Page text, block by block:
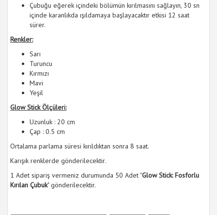
Çubuğu eğerek içindeki bölümün kırılmasını sağlayın, 30 sn
içinde karanlıkda ışıldamaya başlayacaktır etkisi 12 saat
sürer.
Renkler:
Sarı
Turuncu
Kırmızı
Mavi
Yeşil
Glow Stick Ölçüleri:
Uzunluk : 20 cm
Çap : 0.5 cm
Ortalama parlama süresi kırıldıktan sonra 8 saat.
Karışık renklerde gönderilecektir.
1 Adet sipariş vermeniz durumunda 50 Adet "Glow Stick: Fosforlu
Kırılan Çubuk" gönderilecektir.